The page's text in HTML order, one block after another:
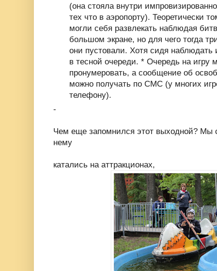
(она стояла внутри
тех что в аэропорту). Теоретически
могли себя развлекать наблюдая
большом экране, но для чего тогда
они пустовали. Хотя сидя наблюдать
в тесной очереди. * Очередь на игру
пронумеровать, а сообщение об
можно получать по СМС (у многих
телефону).
-
Чем еще запомнился этот выходной? Мы
нему
катались на аттракционах,